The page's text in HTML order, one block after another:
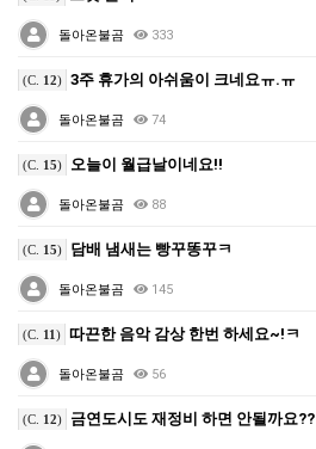
돌아온불곰 333
(C. 12) 3주 휴가의 아쉬움이 크네요ㅠ.ㅠ
돌아온불곰 74
(C. 15) 오늘이 월급날이네요!!
돌아온불곰 88
(C. 15) 담배 냄새는 빵꾸똥꾸ㅋ
돌아온불곰 145
(C. 11) 따끈한 음악 감상 한번 하세요~!ㅋ
돌아온불곰 56
(C. 12) 금연도시도 재정비 하면 안될까요??